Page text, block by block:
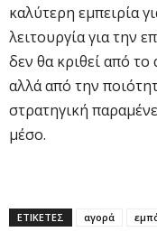
καλύτερη εμπειρία
λειτουργία για την
δεν θα κριθεί από
αλλά από την
στρατηγική
μέσο.
ΕΤΙΚΕΤΕΣ αγορά